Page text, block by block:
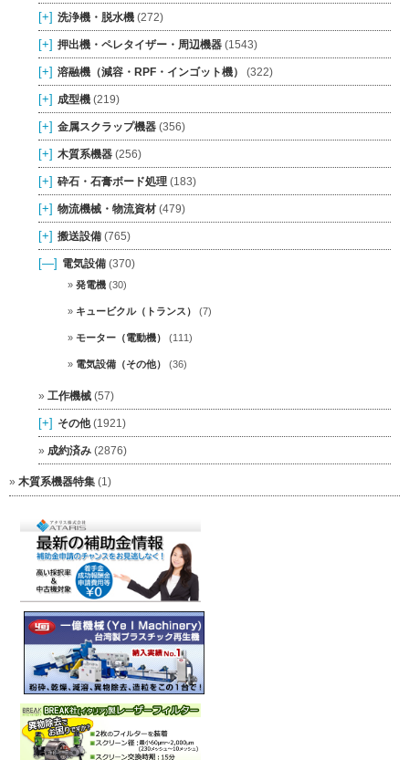
[+] 洗浄機・脱水機 (272)
[+] 押出機・ペレタイザー・周辺機器 (1543)
[+] 溶融機（減容・RPF・インゴット機） (322)
[+] 成型機 (219)
[+] 金属スクラップ機器 (356)
[+] 木質系機器 (256)
[+] 砕石・石膏ボード処理 (183)
[+] 物流機械・物流資材 (479)
[+] 搬送設備 (765)
[—] 電気設備 (370)
発電機 (30)
キュービクル（トランス） (7)
モーター（電動機） (111)
電気設備（その他） (36)
工作機械 (57)
[+] その他(1921)
成約済み (2876)
木質系機器特集 (1)